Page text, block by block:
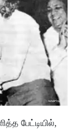
பேட்டியில்,